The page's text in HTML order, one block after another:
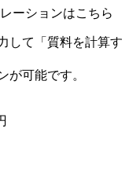
して「質料を計算す
が可能です。